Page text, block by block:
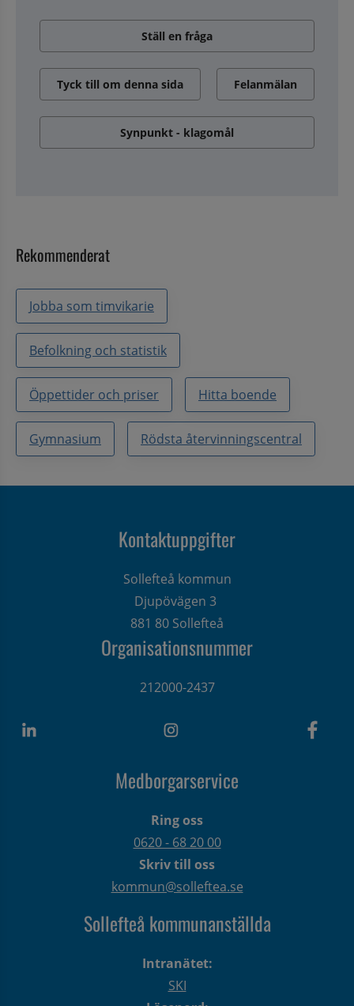
Ställ en fråga
Tyck till om denna sida Felanmälan
Synpunkt - klagomål
Rekommenderat
Jobba som timvikarie
Befolkning och statistik
Öppettider och priser Hitta boende
Gymnasium Rödsta återvinningscentral
Kontaktuppgifter
Sollefteå kommun
Djupövägen 3
881 80 Sollefteå
Organisationsnummer
212000-2437
Medborgarservice
Ring oss
0620 - 68 20 00
Skriv till oss
kommun@solleftea.se
Sollefteå kommunanställda
Intranätet:
SKI